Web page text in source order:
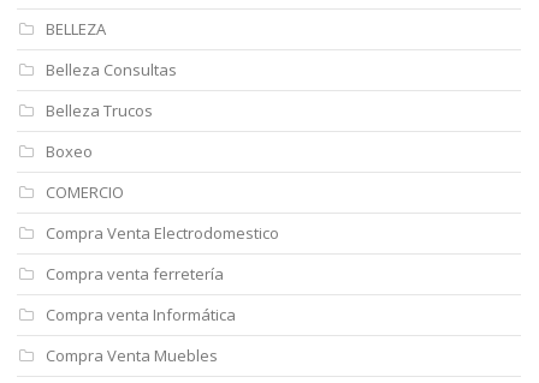
BELLEZA
Belleza Consultas
Belleza Trucos
Boxeo
COMERCIO
Compra Venta Electrodomestico
Compra venta ferretería
Compra venta Informática
Compra Venta Muebles